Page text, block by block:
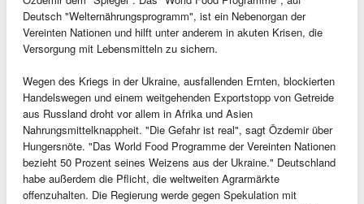
Deutsch "Welternährungsprogramm", ist ein Nebenorgan der
Vereinten Nationen und hilft unter anderem in akuten Krisen, die
Versorgung mit Lebensmitteln zu sichern.
Wegen des Kriegs in der Ukraine, ausfallenden Ernten, blockierten
Handelswegen und einem weitgehenden Exportstopp von Getreide
aus Russland droht vor allem in Afrika und Asien
Nahrungsmittelknappheit. "Die Gefahr ist real", sagt Özdemir über
Hungersnöte. "Das World Food Programme der Vereinten Nationen
bezieht 50 Prozent seines Weizens aus der Ukraine." Deutschland
habe außerdem die Pflicht, die weltweiten Agrarmärkte
offenzuhalten. Die Regierung werde gegen Spekulation mit